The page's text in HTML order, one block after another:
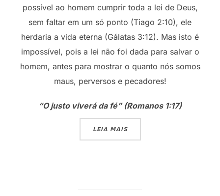
possível ao homem cumprir toda a lei de Deus,
sem faltar em um só ponto (Tiago 2:10), ele
herdaria a vida eterna (Gálatas 3:12). Mas isto é
impossível, pois a lei não foi dada para salvar o
homem, antes para mostrar o quanto nós somos
maus, perversos e pecadores!
“O justo viverá da fé” (Romanos 1:17)
LEIA MAIS“O BOM SAMARITANO (1)”